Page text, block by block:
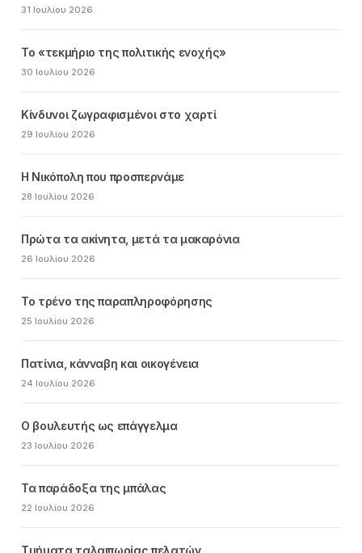
31 Ιουλίου 2026
Το «τεκμήριο της πολιτικής ενοχής»
30 Ιουλίου 2026
Κίνδυνοι ζωγραφισμένοι στο χαρτί
29 Ιουλίου 2026
Η Νικόπολη που προσπερνάμε
28 Ιουλίου 2026
Πρώτα τα ακίνητα, μετά τα μακαρόνια
26 Ιουλίου 2026
Το τρένο της παραπληροφόρησης
25 Ιουλίου 2026
Πατίνια, κάνναβη και οικογένεια
24 Ιουλίου 2026
Ο βουλευτής ως επάγγελμα
23 Ιουλίου 2026
Τα παράδοξα της μπάλας
22 Ιουλίου 2026
Τμήματα ταλαιπωρίας πελατών